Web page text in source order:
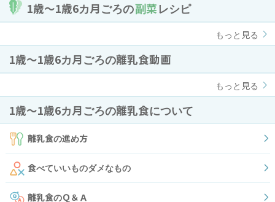
1歳〜1歳6カ月ごろの副菜レシピ
もっと見る
1歳〜1歳6カ月ごろの離乳食動画
もっと見る
1歳〜1歳6カ月ごろの離乳食について
離乳食の進め方
食べていいものダメなもの
離乳食のＱ＆Ａ